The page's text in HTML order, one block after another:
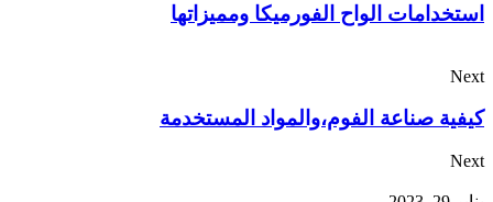
استخدامات الواح الفورميكا ومميزاتها
Next
كيفية صناعة الفوم،والمواد المستخدمة
Next